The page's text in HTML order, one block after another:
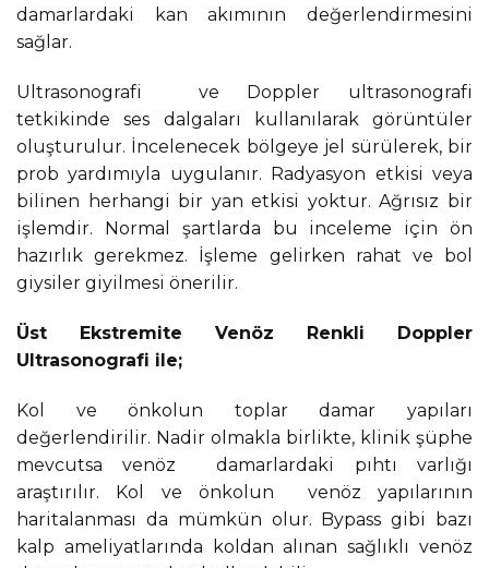
damarlardaki kan akımının değerlendirmesini
sağlar.
Ultrasonografi ve Doppler ultrasonografi
tetkikinde ses dalgaları kullanılarak görüntüler
oluşturulur. İncelenecek bölgeye jel sürülerek, bir
prob yardımıyla uygulanır. Radyasyon etkisi veya
bilinen herhangi bir yan etkisi yoktur. Ağrısız bir
işlemdir. Normal şartlarda bu inceleme için ön
hazırlık gerekmez. İşleme gelirken rahat ve bol
giysiler giyilmesi önerilir.
Üst Ekstremite Venöz Renkli Doppler
Ultrasonografi ile;
Kol ve önkolun toplar damar yapıları
değerlendirilir. Nadir olmakla birlikte, klinik şüphe
mevcutsa venöz damarlardaki pıhtı varlığı
araştırılır. Kol ve önkolun venöz yapılarının
haritalanması da mümkün olur. Bypass gibi bazı
kalp ameliyatlarında koldan alınan sağlıklı venöz